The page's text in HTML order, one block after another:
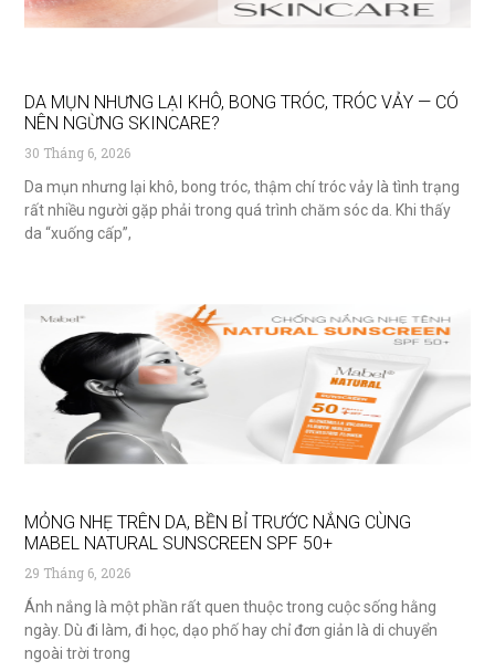
DA MỤN NHƯNG LẠI KHÔ, BONG TRÓC, TRÓC VẢY — CÓ
NÊN NGỪNG SKINCARE?
30 Tháng 6, 2026
Da mụn nhưng lại khô, bong tróc, thậm chí tróc vảy là tình trạng
rất nhiều người gặp phải trong quá trình chăm sóc da. Khi thấy
da “xuống cấp”,
MỎNG NHẸ TRÊN DA, BỀN BỈ TRƯỚC NẮNG CÙNG
MABEL NATURAL SUNSCREEN SPF 50+
29 Tháng 6, 2026
Ánh nắng là một phần rất quen thuộc trong cuộc sống hằng
ngày. Dù đi làm, đi học, dạo phố hay chỉ đơn giản là di chuyển
ngoài trời trong